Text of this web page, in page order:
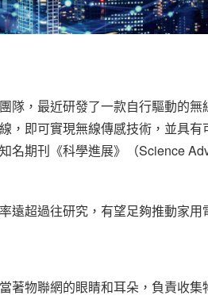
隊，最近研發了一款自行驅動的
即可實現無線傳感技術，並具有
名期刊《科學進展》（Science
遠超過往研究，有望足夠推動家
著物聯網的眼睛和耳朵，負責收